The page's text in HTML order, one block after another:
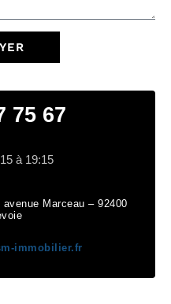
75 67
à 19:15
avenue Marceau – 92400
immobilier.fr